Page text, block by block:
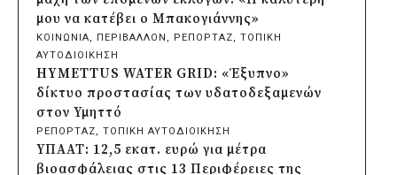
πριν από 2 μέρες
Δήμος Σαρωνικού και ΑΡΧΕΛΩΝ
ενημερώνουν τους λουόμενους για τη
συνύπαρξη με τις θαλάσσιες χελώνες
πριν από 2 μέρες
Δήμος Κυθήρων: Απαγόρευση πρόσβασης
στην παραλία Λυκοδήμου για λόγους
ασφαλείας
πριν από 2 μέρες
μου να κατέβει ο Μπακογιάννης»
ΚΟΙΝΩΝΙΑ, ΠΕΡΙΒΑΛΛΟΝ , ΡΕΠΟΡΤΑΖ, ΤΟΠΙΚΗ
ΑΥΤΟΔΙΟΙΚΗΣΗ
HYMETTUS WATER GRID: «Έξυπνο»
δίκτυο προστασίας των υδατοδεξαμενών
στον Υμηττό
ΡΕΠΟΡΤΑΖ, ΤΟΠΙΚΗ ΑΥΤΟΔΙΟΙΚΗΣΗ
ΥΠΑΑΤ: 12,5 εκατ. ευρώ για μέτρα
βιοασφάλειας στις 13 Περιφέρειες της